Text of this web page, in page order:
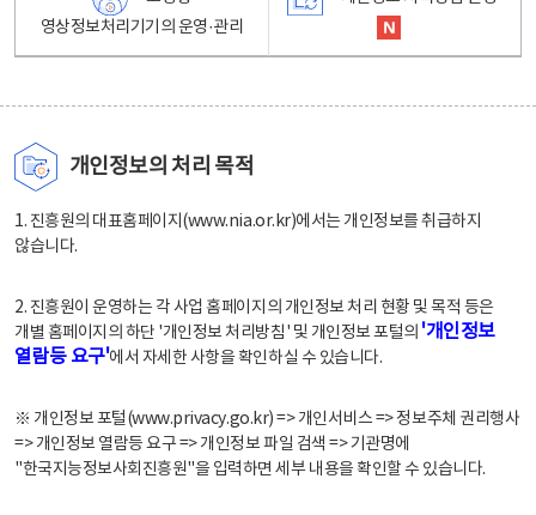
영상정보처리기기의 운영·관리
개인정보의 처리 목적
1. 진흥원의 대표홈페이지(www.nia.or.kr)에서는 개인정보를 취급하지
않습니다.
2. 진흥원이 운영하는 각 사업 홈페이지의 개인정보 처리 현황 및 목적 등은
개별 홈페이지의 하단 '개인정보 처리방침' 및 개인정보 포털의 '개인정보
열람등 요구'에서 자세한 사항을 확인하실 수 있습니다.
※ 개인정보 포털(www.privacy.go.kr) => 개인서비스 => 정보주체 권리행사
=> 개인정보 열람등 요구 => 개인정보 파일 검색 => 기관명에
"한국지능정보사회진흥원"을 입력하면 세부 내용을 확인할 수 있습니다.